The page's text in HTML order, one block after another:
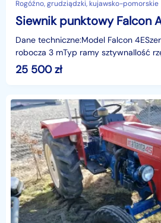
Rogóźno, grudziądzki, kujawsko-pomorskie
Dane techniczne:Model Falcon
robocza 3 mTyp ramy sztywnaIlość
kgMoc 100-130 KMSzerokość
25 500zł